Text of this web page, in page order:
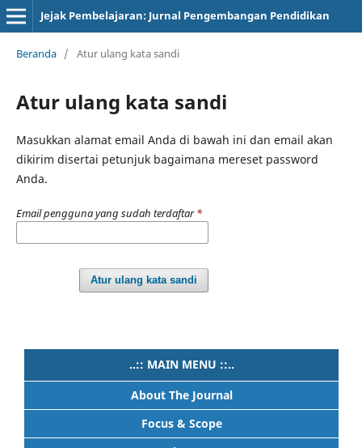
Jejak Pembelajaran: Jurnal Pengembangan Pendidikan
Beranda / Atur ulang kata sandi
Atur ulang kata sandi
Masukkan alamat email Anda di bawah ini dan email akan
dikirim disertai petunjuk bagaimana mereset password
Anda.
Email pengguna yang sudah terdaftar*
Atur ulang kata sandi
..:: MAIN MENU ::..
About The Journal
Focus & Scope